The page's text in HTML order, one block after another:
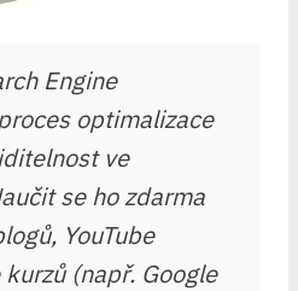
Engine
optimalizace
ve
se ho zdarma
YouTube
(např. Google